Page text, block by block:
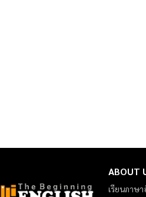
ABOUT
เรียนภาษ